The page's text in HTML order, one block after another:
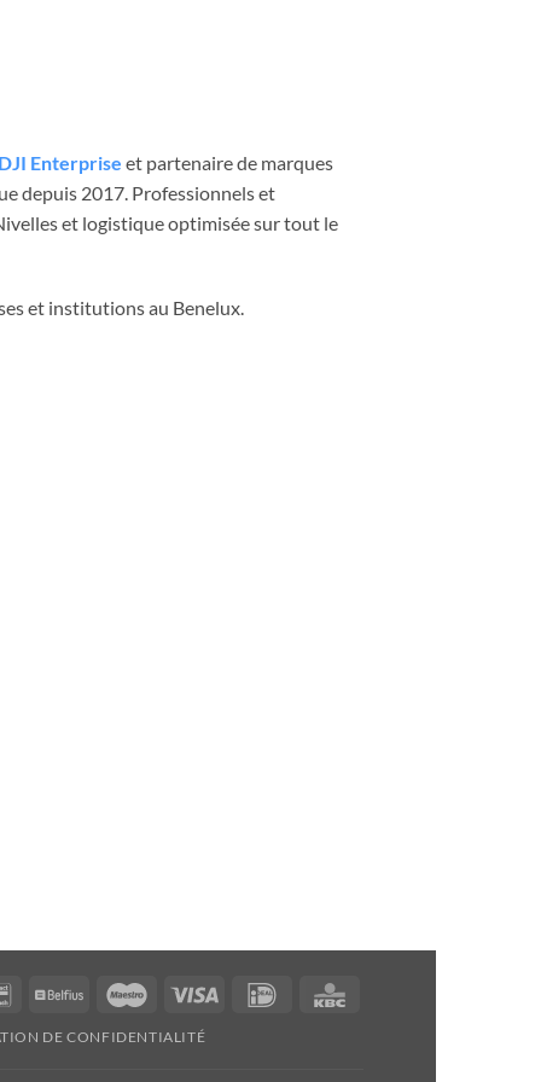
DJI Enterprise et partenaire de marques
depuis 2017. Professionnels et
et logistique optimisée sur tout le
et institutions au Benelux.
BancontactBelfius Maestro Idéal
DE CONFIDENTIALITÉ